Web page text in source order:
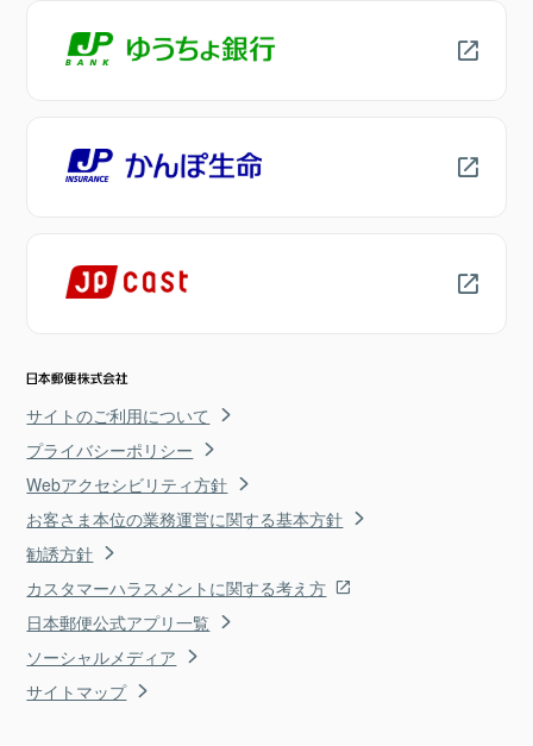
サイトのご利用について
プライバシーポリシー
Webアクセシビリティ方針
お客さま本位の業務運営に関する基本方針
勧誘方針
カスタマーハラスメントに関する考え方
日本郵便公式アプリ一覧
ソーシャルメディア
サイトマップ